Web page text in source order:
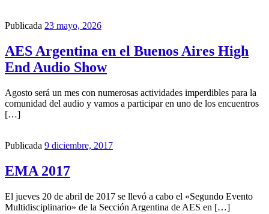
Publicada 23 mayo, 2026
AES Argentina en el Buenos Aires High
End Audio Show
Agosto será un mes con numerosas actividades imperdibles para la
comunidad del audio y vamos a participar en uno de los encuentros
[…]
Publicada 9 diciembre, 2017
EMA 2017
El jueves 20 de abril de 2017 se llevó a cabo el «Segundo Evento
Multidisciplinario» de la Sección Argentina de AES en […]